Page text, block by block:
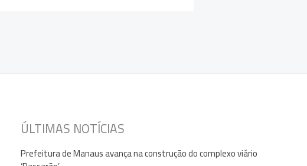
ÚLTIMAS NOTÍCIAS
Prefeitura de Manaus avança na construção do complexo viário